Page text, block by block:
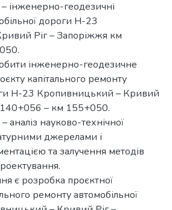
інженерно-геодезичні
дороги Н-23
Ріг – Запоріжжя км
інженерно-геодезичне
капітального ремонту
Н-23 Кропивницький – Кривий
– км 155+050.
аналіз науково-технічної
джерелами і
та залучення методів
є розробка проєктної
ремонту автомобільної